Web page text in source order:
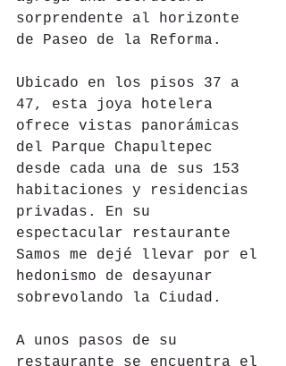
sorprendente al horizonte
de Paseo de la Reforma.
Ubicado en los pisos 37 a
47, esta joya hotelera
ofrece vistas panorámicas
del Parque Chapultepec
desde cada una de sus 153
habitaciones y residencias
privadas. En su
espectacular restaurante
Samos me dejé llevar por el
hedonismo de desayunar
sobrevolando la Ciudad.
A unos pasos de su
restaurante se encuentra el